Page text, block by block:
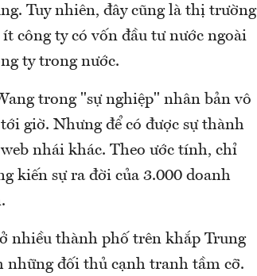
Tuy nhiên, đây cũng là thị trường
công ty có vốn đầu tư nước ngoài
ty trong nước.
trong "sự nghiệp" nhân bản vô
giờ. Nhưng để có được sự thành
nhái khác. Theo ước tính, chỉ
kiến sự ra đời của 3.000 doanh
nhiều thành phố trên khắp Trung
những đối thủ cạnh tranh tầm cỡ.